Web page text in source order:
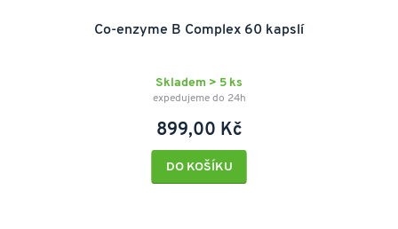
Co-enzyme B Complex 60 kapslí
Skladem > 5 ks
expedujeme do 24h
899,00 Kč
DO KOŠÍKU